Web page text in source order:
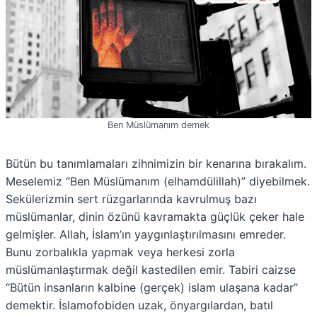
Ben Müslümanım demek
Bütün bu tanımlamaları zihnimizin bir kenarına bırakalım.
Meselemiz “Ben Müslümanım (elhamdülillah)” diyebilmek.
Sekülerizmin sert rüzgarlarında kavrulmuş bazı
müslümanlar, dinin özünü kavramakta güçlük çeker hale
gelmişler. Allah, İslam’ın yaygınlaştırılmasını emreder.
Bunu zorbalıkla yapmak veya herkesi zorla
müslümanlaştırmak değil kastedilen emir. Tabiri caizse
“Bütün insanların kalbine (gerçek) islam ulaşana kadar”
demektir. İslamofobiden uzak, önyargılardan, batıl